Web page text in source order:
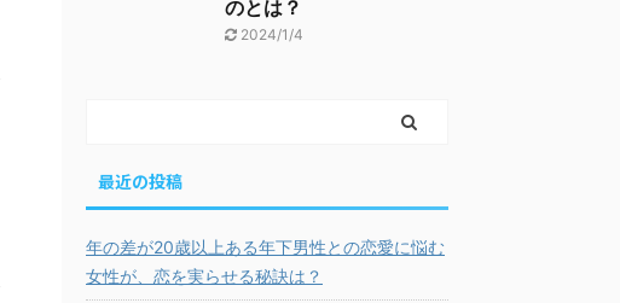
のとは？
2024/1/4
最近の投稿
年の差が20歳以上ある年下男性との恋愛に悩む
女性が、恋を実らせる秘訣は？